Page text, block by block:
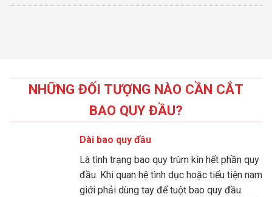
NHỮNG ĐỐI TƯỢNG NÀO CẦN CẮT
BAO QUY ĐẦU?
Dài bao quy đầu
Là tình trạng bao quy trùm kín hết phần quy
đầu. Khi quan hệ tình dục hoặc tiểu tiện nam
giới phải dùng tay để tuột bao quy đầu